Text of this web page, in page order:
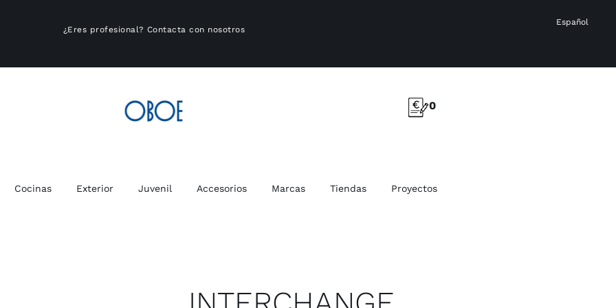
¿Eres profesional? Contacta con nosotros
Español
0
Cocinas Exterior Juvenil Accesorios Marcas Tiendas Proyectos